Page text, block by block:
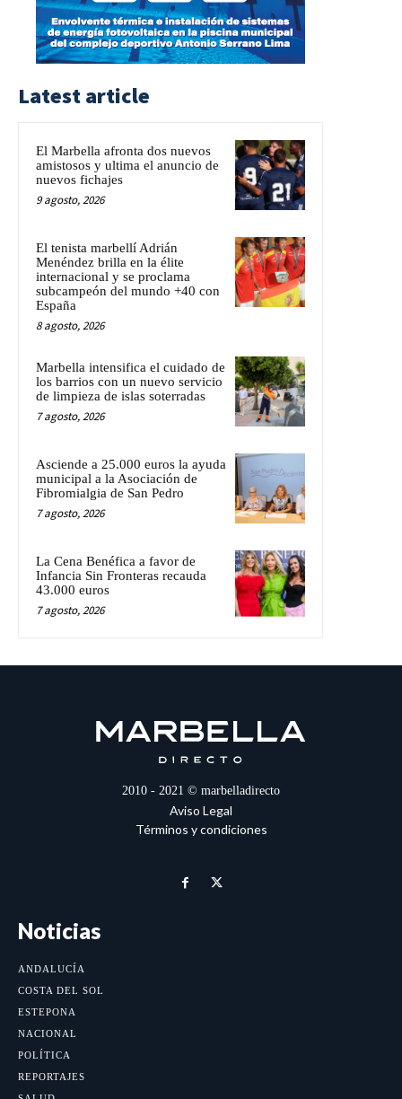
Latest article
El Marbella afronta dos nuevos
amistosos y ultima el anuncio de
nuevos fichajes
9 agosto, 2026
El tenista marbellí Adrián
Menéndez brilla en la élite
internacional y se proclama
subcampeón del mundo +40 con
España
8 agosto, 2026
Marbella intensifica el cuidado de
los barrios con un nuevo servicio
de limpieza de islas soterradas
7 agosto, 2026
Asciende a 25.000 euros la ayuda
municipal a la Asociación de
Fibromialgia de San Pedro
7 agosto, 2026
La Cena Benéfica a favor de
Infancia Sin Fronteras recauda
43.000 euros
7 agosto, 2026
2010 - 2021 © marbelladirecto
Aviso Legal
Términos y condiciones
Noticias
ANDALUCÍA
COSTA DEL SOL
ESTEPONA
NACIONAL
POLÍTICA
REPORTAJES